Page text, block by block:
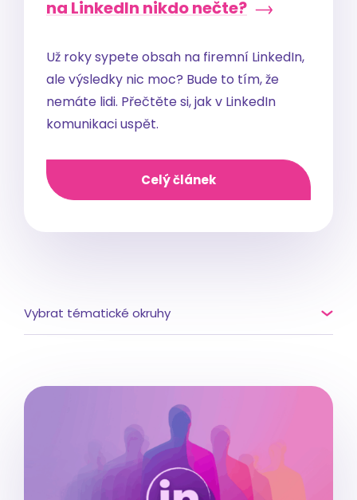
na LinkedIn nikdo nečte?
Už roky sypete obsah na firemní LinkedIn,
ale výsledky nic moc? Bude to tím, že
nemáte lidi. Přečtěte si, jak v LinkedIn
komunikaci uspět.
Celý článek
Vybrat tématické okruhy